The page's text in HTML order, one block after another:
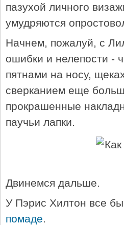
пазухой личного
умудряются
Начнем, пожалуй, с
ошибки и нелепости -
пятнами на носу,
сверканием еще
прокрашенные
паучьи лапки.
Двинемся дальше.
У Пэрис Хилтон все
помаде.